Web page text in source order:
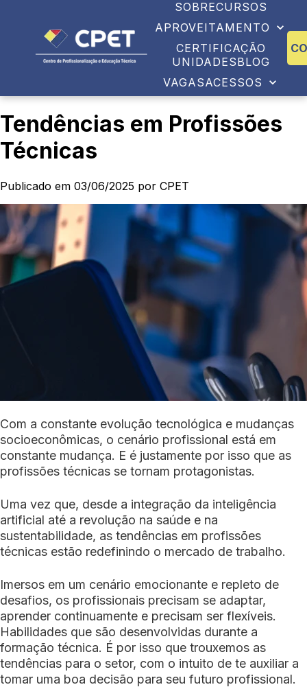
SOBRECURSOS
APROVEITAMENTO
CERTIFICAÇÃO
UNIDADESBLOG
VAGASACESSOS
Tendências em Profissões
Técnicas
Publicado em 03/06/2025 por CPET
Com a constante evolução tecnológica e mudanças
socioeconômicas, o cenário profissional está em
constante mudança. E é justamente por isso que as
profissões técnicas se tornam protagonistas.
Uma vez que, desde a integração da inteligência
artificial até a revolução na saúde e na
sustentabilidade, as tendências em profissões
técnicas estão redefinindo o mercado de trabalho.
Imersos em um cenário emocionante e repleto de
desafios, os profissionais precisam se adaptar,
aprender continuamente e precisam ser flexíveis.
Habilidades que são desenvolvidas durante a
formação técnica. É por isso que trouxemos as
tendências para o setor, com o intuito de te auxiliar a
tomar uma boa decisão para seu futuro profissional.